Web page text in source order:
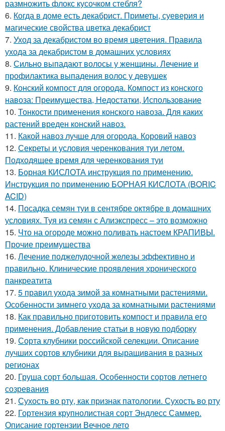
размножить флокс кусочком стебля?
6. Когда в доме есть декабрист. Приметы, суеверия и
магические свойства цветка декабрист
7. Уход за декабристом во время цветения. Правила
ухода за декабристом в домашних условиях
8. Сильно выпадают волосы у женщины. Лечение и
профилактика выпадения волос у девушек
9. Конский компост для огорода. Компост из конского
навоза: Преимущества, Недостатки, Использование
10. Тонкости применения конского навоза. Для каких
растений вреден конский навоз.
11. Какой навоз лучше для огорода. Коровий навоз
12. Секреты и условия черенкования туи летом.
Подходящее время для черенкования туи
13. Борная КИСЛОТА инструкция по применению.
Инструкция по применению БОРНАЯ КИСЛОТА (BORIC
ACID)
14. Посадка семян туи в сентябре октябре в домашних
условиях. Туя из семян с Алиэкспресс – это возможно
15. Что на огороде можно поливать настоем КРАПИВЫ.
Прочие преимущества
16. Лечение поджелудочной железы эффективно и
правильно. Клинические проявления хронического
панкреатита
17. 5 правил ухода зимой за комнатными растениями.
Особенности зимнего ухода за комнатными растениями
18. Как правильно приготовить компост и правила его
применения. Добавление статьи в новую подборку
19. Сорта клубники российской селекции. Описание
лучших сортов клубники для выращивания в разных
регионах
20. Груша сорт большая. Особенности сортов летнего
созревания
21. Сухость во рту, как признак патологии. Сухость во рту
22. Гортензия крупнолистная сорт Эндлесс Саммер.
Описание гортензии Вечное лето